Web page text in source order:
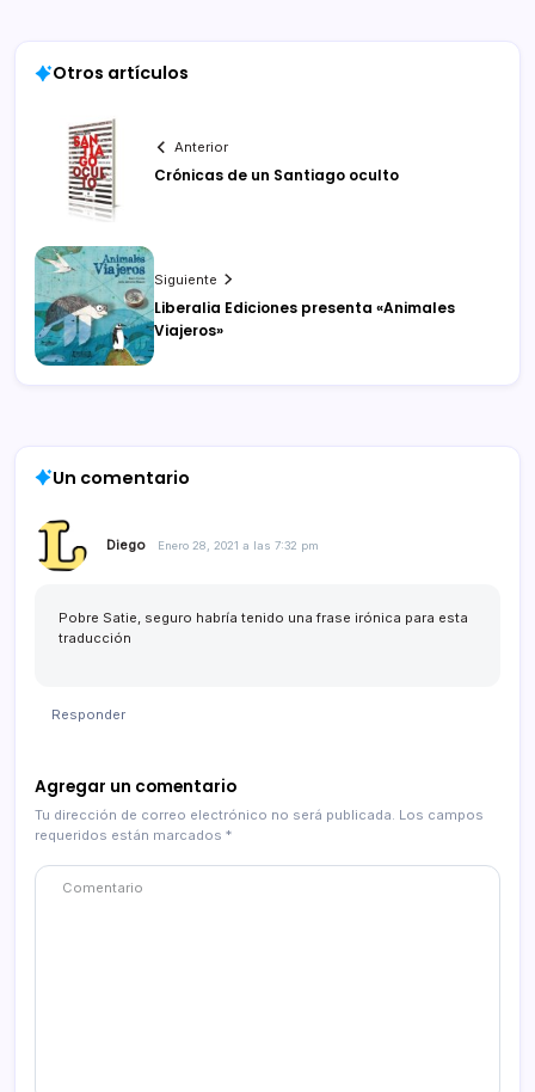
Otros artículos
Anterior
Crónicas de un Santiago oculto
Siguiente
Liberalia Ediciones presenta «Animales
Viajeros»
Un comentario
Diego Enero 28, 2021 a las 7:32 pm
Pobre Satie, seguro habría tenido una frase irónica para esta
traducción
Responder
Agregar un comentario
Tu dirección de correo electrónico no será publicada. Los campos
requeridos están marcados *